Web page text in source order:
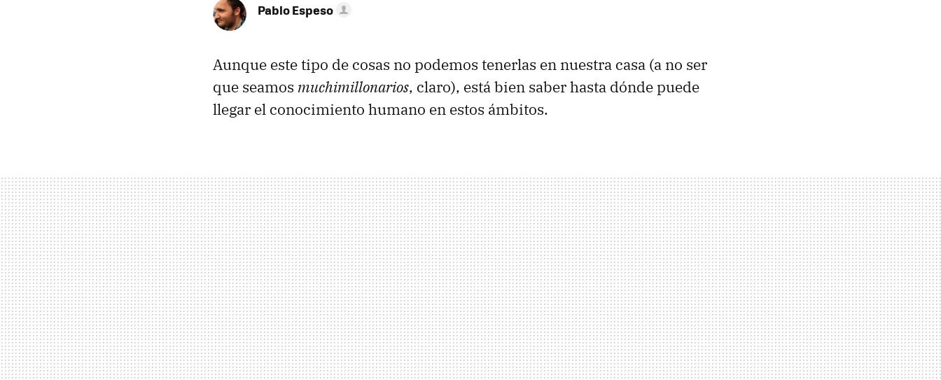
Pablo Espeso
Aunque este tipo de cosas no podemos tenerlas en nuestra casa (a no ser
que seamos muchimillonarios, claro), está bien saber hasta dónde puede
llegar el conocimiento humano en estos ámbitos.